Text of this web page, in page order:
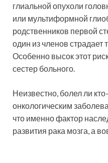
глиальной опухоли
или мультиформной
родственников первой
один из членов страдает
Особенно высок этот
сестер больного.
Неизвестно, болел ли
онкологическим
что именно фактор
развития рака мозга, а